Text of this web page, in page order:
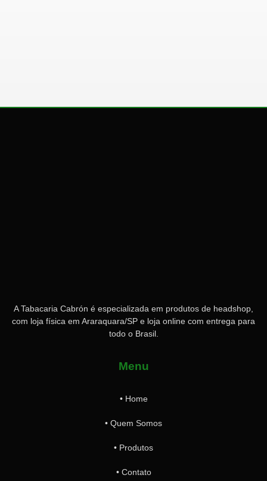
A Tabacaria Cabrón é especializada em produtos de headshop,
com loja física em Araraquara/SP e loja online com entrega para
todo o Brasil.
Menu
• Home
• Quem Somos
• Produtos
• Contato